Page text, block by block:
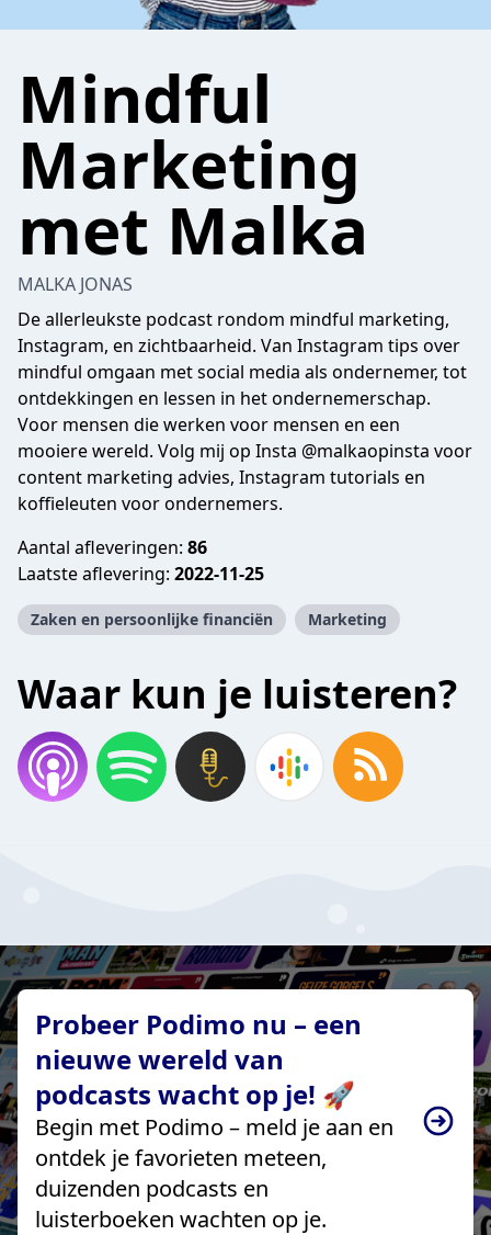
Mindful
Marketing
met Malka
MALKA JONAS
De allerleukste podcast rondom mindful marketing,
Instagram, en zichtbaarheid. Van Instagram tips over
mindful omgaan met social media als ondernemer, tot
ontdekkingen en lessen in het ondernemerschap.
Voor mensen die werken voor mensen en een
mooiere wereld. Volg mij op Insta @malkaopinsta voor
content marketing advies, Instagram tutorials en
koffieleuten voor ondernemers.
Aantal afleveringen: 86
Laatste aflevering: 2022-11-25
Zaken en persoonlijke financiën Marketing
Waar kun je luisteren?
Probeer Podimo nu – een
nieuwe wereld van
podcasts wacht op je! 🚀
Begin met Podimo – meld je aan en
ontdek je favorieten meteen,
duizenden podcasts en
luisterboeken wachten op je.